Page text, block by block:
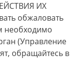
ИХ
обжаловать
необходимо
(Управление
обращайтесь в